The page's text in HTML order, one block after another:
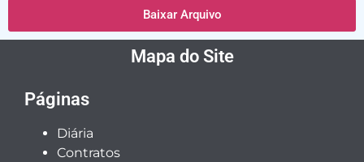
Baixar Arquivo
Mapa do Site
Páginas
Diária
Contratos